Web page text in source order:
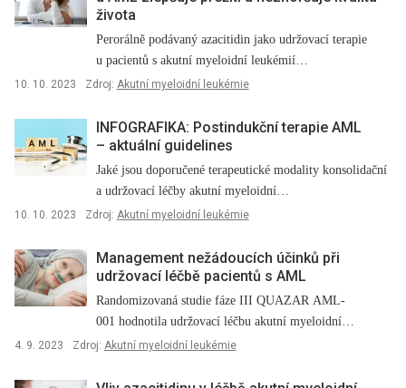
života
Perorálně podávaný azacitidin jako udržovací terapie
u pacientů s akutní myeloidní leukémií…
10. 10. 2023 Zdroj: Akutní myeloidní leukémie
INFOGRAFIKA: Postindukční terapie AML
–⁠ aktuální guidelines
Jaké jsou doporučené terapeutické modality konsolidační
a udržovací léčby akutní myeloidní…
10. 10. 2023 Zdroj: Akutní myeloidní leukémie
Management nežádoucích účinků při
udržovací léčbě pacientů s AML
Randomizovaná studie fáze III QUAZAR AML-
001 hodnotila udržovací léčbu akutní myeloidní…
4. 9. 2023 Zdroj: Akutní myeloidní leukémie